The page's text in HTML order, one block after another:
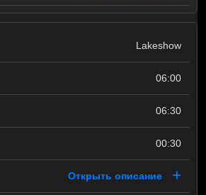
Lakeshow
06:00
06:30
00:30
Открыть описание